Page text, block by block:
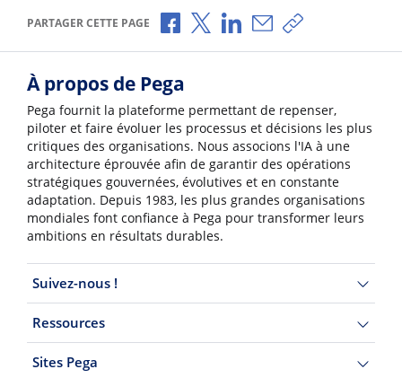
PARTAGER CETTE PAGE Partager via Facebook
Partager via X
Partager via LinkedIn
Partager par e-mail
Copier le lien
À propos de Pega
Pega fournit la plateforme permettant de repenser,
piloter et faire évoluer les processus et décisions les plus
critiques des organisations. Nous associons l'IA à une
architecture éprouvée afin de garantir des opérations
stratégiques gouvernées, évolutives et en constante
adaptation. Depuis 1983, les plus grandes organisations
mondiales font confiance à Pega pour transformer leurs
ambitions en résultats durables.
Suivez-nous !
Ressources
Sites Pega